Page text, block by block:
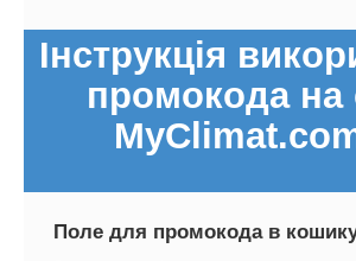
Інструкція
промокода на
Поле для промокода в